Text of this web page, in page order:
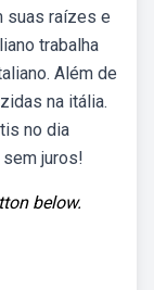
suas raízes e
trabalha
Além de
na itália.
no dia
juros!
below.